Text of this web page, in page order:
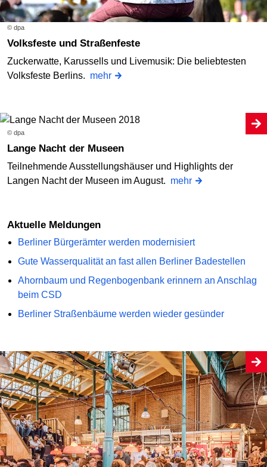
© dpa
Volksfeste und Straßenfeste
Zuckerwatte, Karussells und Livemusik: Die beliebtesten
Volksfeste Berlins. mehr
© dpa
Lange Nacht der Museen
Teilnehmende Ausstellungshäuser und Highlights der
Langen Nacht der Museen im August. mehr
Aktuelle Meldungen
Berliner Bürgerämter werden modernisiert
Gute Wasserqualität an fast allen Berliner Badestellen
Ahornbaum und Regenbogenbank erinnern an Anschlag
beim CSD
Berliner Straßenbäume werden wieder gesünder